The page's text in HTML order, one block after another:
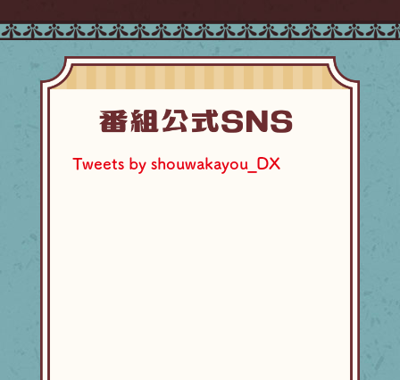
Tweets by shouwakayou_DX